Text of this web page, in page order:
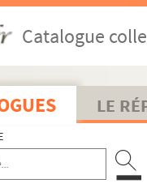
Catalogue
LE
Jaquotot et Philippe-
suite
manuscrits
de Seine-et-
Avon